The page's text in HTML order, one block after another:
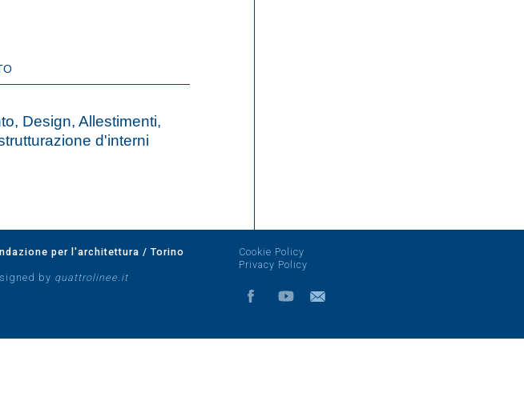
Design, Allestimenti,
d'interni
per l'architettura / Torino
by quattrolinee.it
Cookie Policy
Privacy Policy